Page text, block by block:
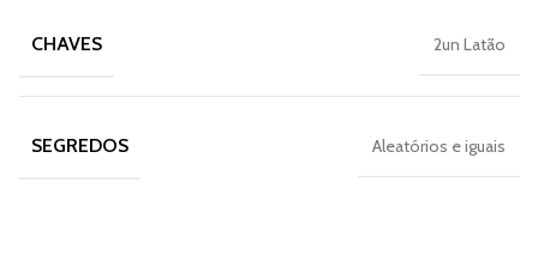
CHAVES 2un Latão
SEGREDOS Aleatórios e iguais